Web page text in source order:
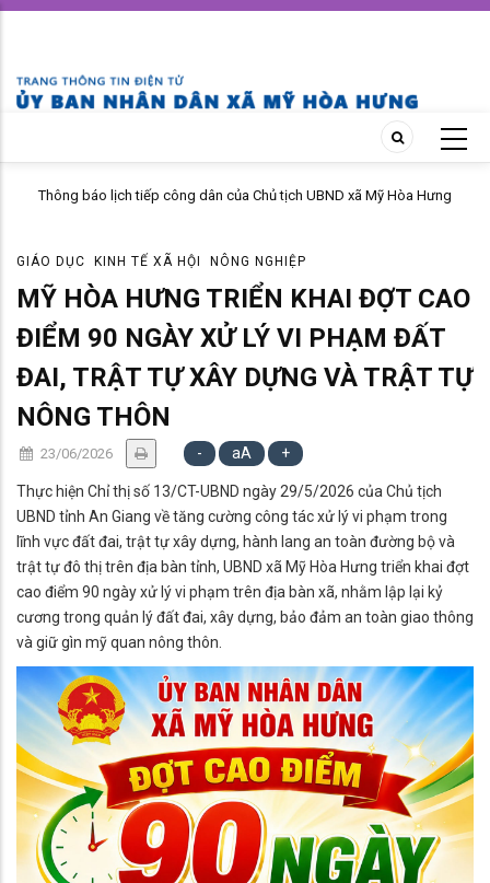
Skip
content
Thông báo lịch tiếp công dân của Chủ tịch UBND xã Mỹ Hòa Hưng
GIÁO DỤC KINH TẾ XÃ HỘI NÔNG NGHIỆP
MỸ HÒA HƯNG TRIỂN KHAI ĐỢT CAO
ĐIỂM 90 NGÀY XỬ LÝ VI PHẠM ĐẤT
ĐAI, TRẬT TỰ XÂY DỰNG VÀ TRẬT TỰ
NÔNG THÔN
23/06/2026 - aA +
Thực hiện Chỉ thị số 13/CT-UBND ngày 29/5/2026 của Chủ tịch
UBND tỉnh An Giang về tăng cường công tác xử lý vi phạm trong
lĩnh vực đất đai, trật tự xây dựng, hành lang an toàn đường bộ và
trật tự đô thị trên địa bàn tỉnh, UBND xã Mỹ Hòa Hưng triển khai đợt
cao điểm 90 ngày xử lý vi phạm trên địa bàn xã, nhằm lập lại kỷ
cương trong quản lý đất đai, xây dựng, bảo đảm an toàn giao thông
và giữ gìn mỹ quan nông thôn.